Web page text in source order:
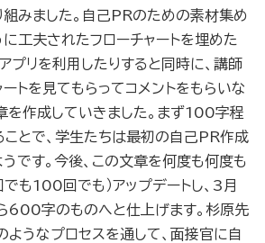
みました。自己 PRのための素材集め
工夫されたフローチャートを埋めた
プリを利用したりすると同時に、講師
トを見てもらってコメントをもらいな
を作成していきました。まず100字程
とで、学生たちは最初の自己 PR作成
です。今後、この文章を何度も何度も
でも100 回でも）アップデートし、 3 月
600字のものへと仕上げます。杉原先
ようなプロセスを通して、面接官に自